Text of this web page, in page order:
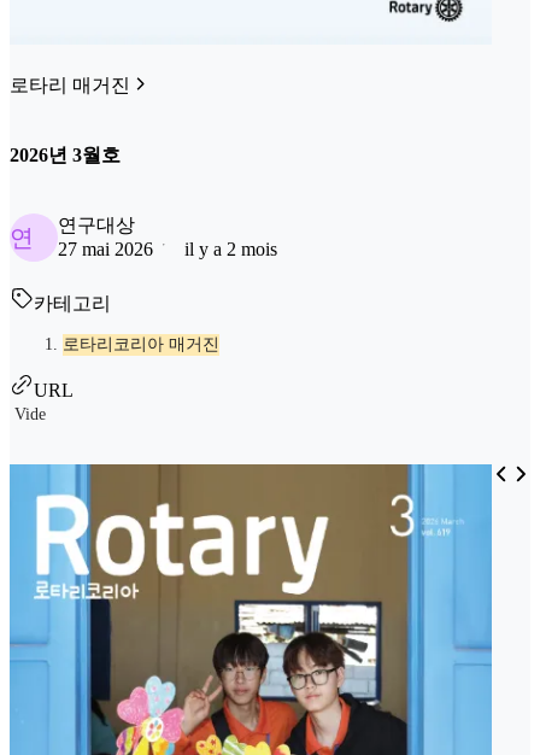
로타리 매거진
2026년 3월호
연
연구대상
27 mai 2026
il y a 2 mois
카테고리
로타리코리아 매거진
URL
Vide